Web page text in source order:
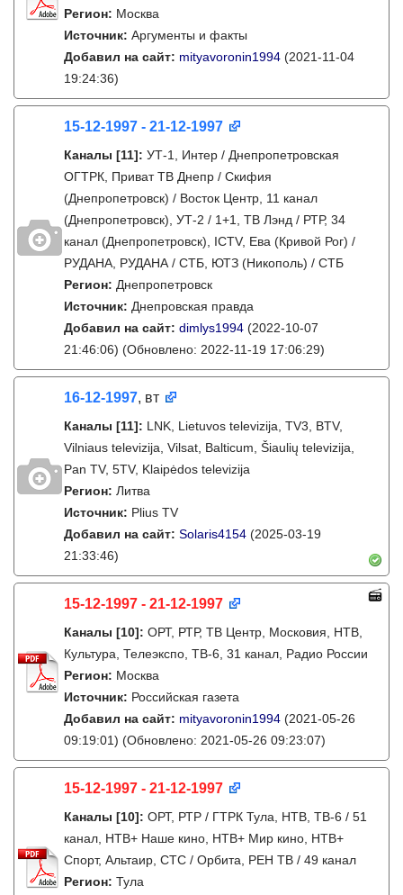
Регион: Москва
Источник: Аргументы и факты
Добавил на сайт: mityavoronin1994 (2021-11-04
19:24:36)
15-12-1997 - 21-12-1997
Каналы [11]: УТ-1, Интер / Днепропетровская
ОГТРК, Приват ТВ Днепр / Скифия
(Днепропетровск) / Восток Центр, 11 канал
(Днепропетровск), УТ-2 / 1+1, ТВ Лэнд / РТР, 34
канал (Днепропетровск), ICTV, Ева (Кривой Рог) /
РУДАНА, РУДАНА / СТБ, ЮТЗ (Никополь) / СТБ
Регион: Днепропетровск
Источник: Днепровская правда
Добавил на сайт: dimlys1994 (2022-10-07
21:46:06) (Обновлено: 2022-11-19 17:06:29)
16-12-1997, вт
Каналы [11]: LNK, Lietuvos televizija, TV3, BTV,
Vilniaus televizija, Vilsat, Balticum, Šiaulių televizija,
Pan TV, 5TV, Klaipėdos televizija
Регион: Литва
Источник: Plius TV
Добавил на сайт: Solaris4154 (2025-03-19
21:33:46)
15-12-1997 - 21-12-1997
Каналы [10]: ОРТ, РТР, ТВ Центр, Московия, НТВ,
Культура, Телеэкспо, ТВ-6, 31 канал, Радио России
Регион: Москва
Источник: Российская газета
Добавил на сайт: mityavoronin1994 (2021-05-26
09:19:01) (Обновлено: 2021-05-26 09:23:07)
15-12-1997 - 21-12-1997
Каналы [10]: ОРТ, РТР / ГТРК Тула, НТВ, ТВ-6 / 51
канал, НТВ+ Наше кино, НТВ+ Мир кино, НТВ+
Спорт, Альтаир, СТС / Орбита, РЕН ТВ / 49 канал
Регион: Тула